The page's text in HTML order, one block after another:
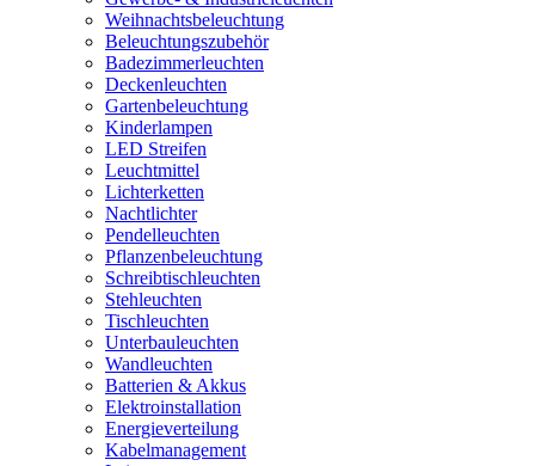
Weihnachtsbeleuchtung
Beleuchtungszubehör
Badezimmerleuchten
Deckenleuchten
Gartenbeleuchtung
Kinderlampen
LED Streifen
Leuchtmittel
Lichterketten
Nachtlichter
Pendelleuchten
Pflanzenbeleuchtung
Schreibtischleuchten
Stehleuchten
Tischleuchten
Unterbauleuchten
Wandleuchten
Batterien & Akkus
Elektroinstallation
Energieverteilung
Kabelmanagement